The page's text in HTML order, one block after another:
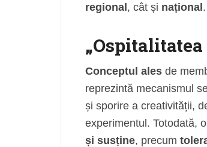
regional, cât și național.
Conceptul ales de
reprezintă mecanismul
și sporire a creativității,
experimentul. Totodată,
și susține, precum